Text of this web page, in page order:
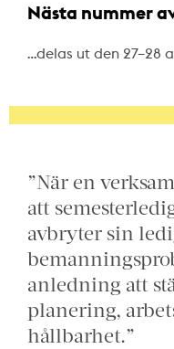
Nästa nummer
…delas ut den 27–28
”När en
att
avbryter sin
anledning att
planering,
hållbarhet.”